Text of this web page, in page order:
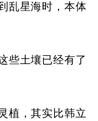
乱星海时，本体
些土壤已经有了
植，其实比韩立